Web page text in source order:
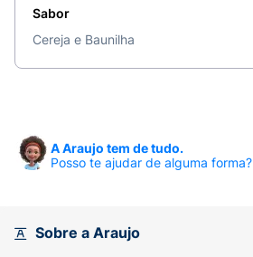
Sabor
Cereja e Baunilha
A Araujo tem de tudo.
Posso te ajudar de alguma forma?
Sobre a Araujo